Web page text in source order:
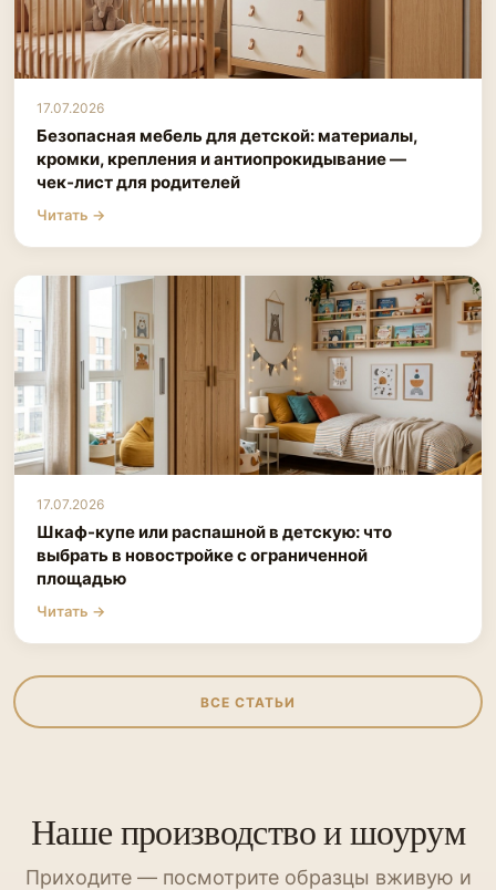
17.07.2026
Безопасная мебель для детской: материалы,
кромки, крепления и антиопрокидывание —
чек‑лист для родителей
Читать →
17.07.2026
Шкаф-купе или распашной в детскую: что
выбрать в новостройке с ограниченной
площадью
Читать →
ВСЕ СТАТЬИ
Наше производство и шоурум
Приходите — посмотрите образцы вживую и